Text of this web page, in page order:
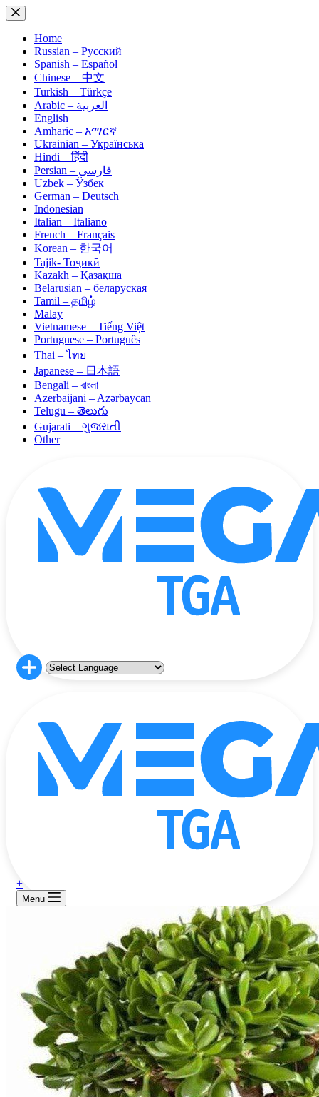
Skip
to
contentHome
Russian – Русский
Spanish – Español
Chinese – 中文
Turkish – Türkçe
Arabic – العربية
English
Amharic – አማርኛ
Ukrainian – Українська
Hindi – हिंदी
Persian – فارسی
Uzbek – Ўзбек
German – Deutsch
Indonesian
Italian – Italiano
French – Français
Korean – 한국어
Tajik- Тоҷикӣ
Kazakh – Қазақша
Belarusian – беларуская
Tamil – தமிழ்
Malay
Vietnamese – Tiếng Việt
Portuguese – Português
Thai – ไทย
Japanese – 日本語
Bengali – বাংলা
Azerbaijani – Azərbaycan
Telugu – తెలుగు
Gujarati – ગુજરાતી
Other
+
Menu